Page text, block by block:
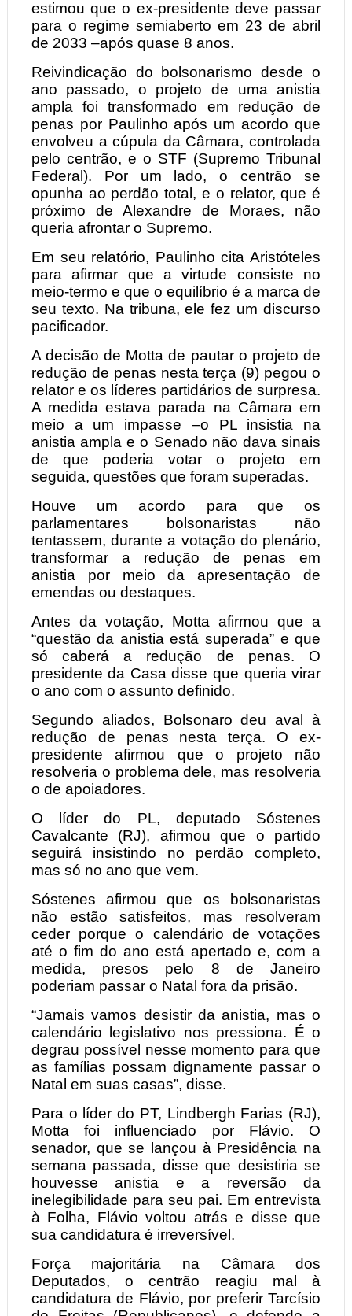
estimou que o ex-presidente deve passar
para o regime semiaberto em 23 de abril
de 2033 –após quase 8 anos.
Reivindicação do bolsonarismo desde o
ano passado, o projeto de uma anistia
ampla foi transformado em redução de
penas por Paulinho após um acordo que
envolveu a cúpula da Câmara, controlada
pelo centrão, e o STF (Supremo Tribunal
Federal). Por um lado, o centrão se
opunha ao perdão total, e o relator, que é
próximo de Alexandre de Moraes, não
queria afrontar o Supremo.
Em seu relatório, Paulinho cita Aristóteles
para afirmar que a virtude consiste no
meio-termo e que o equilíbrio é a marca de
seu texto. Na tribuna, ele fez um discurso
pacificador.
A decisão de Motta de pautar o projeto de
redução de penas nesta terça (9) pegou o
relator e os líderes partidários de surpresa.
A medida estava parada na Câmara em
meio a um impasse –o PL insistia na
anistia ampla e o Senado não dava sinais
de que poderia votar o projeto em
seguida, questões que foram superadas.
Houve um acordo para que os
parlamentares bolsonaristas não
tentassem, durante a votação do plenário,
transformar a redução de penas em
anistia por meio da apresentação de
emendas ou destaques.
Antes da votação, Motta afirmou que a
“questão da anistia está superada” e que
só caberá a redução de penas. O
presidente da Casa disse que queria virar
o ano com o assunto definido.
Segundo aliados, Bolsonaro deu aval à
redução de penas nesta terça. O ex-
presidente afirmou que o projeto não
resolveria o problema dele, mas resolveria
o de apoiadores.
O líder do PL, deputado Sóstenes
Cavalcante (RJ), afirmou que o partido
seguirá insistindo no perdão completo,
mas só no ano que vem.
Sóstenes afirmou que os bolsonaristas
não estão satisfeitos, mas resolveram
ceder porque o calendário de votações
até o fim do ano está apertado e, com a
medida, presos pelo 8 de Janeiro
poderiam passar o Natal fora da prisão.
“Jamais vamos desistir da anistia, mas o
calendário legislativo nos pressiona. É o
degrau possível nesse momento para que
as famílias possam dignamente passar o
Natal em suas casas”, disse.
Para o líder do PT, Lindbergh Farias (RJ),
Motta foi influenciado por Flávio. O
senador, que se lançou à Presidência na
semana passada, disse que desistiria se
houvesse anistia e a reversão da
inelegibilidade para seu pai. Em entrevista
à Folha, Flávio voltou atrás e disse que
sua candidatura é irreversível.
Força majoritária na Câmara dos
Deputados, o centrão reagiu mal à
candidatura de Flávio, por preferir Tarcísio